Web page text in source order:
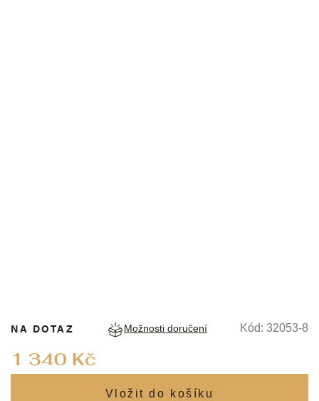
1 340 Kč
NA DOTAZ Možnosti doručení Kód: 32053-8